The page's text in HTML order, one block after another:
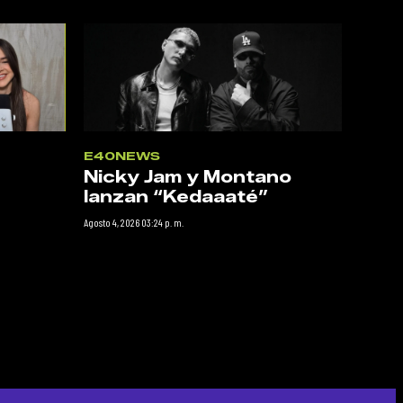
E40NEWS
Nicky Jam y Montano
lanzan “Kedaaaté”
Agosto 4, 2026 03:24 p. m.